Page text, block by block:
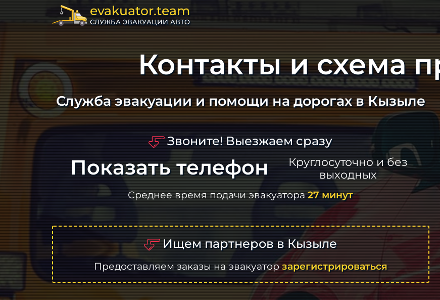
evakuator.team
СЛУЖБА ЭВАКУАЦИИ АВТО
Контакты и схема
Служба эвакуации и помощи на дорогах в Кызыле
Звоните! Выезжаем сразу
Показать телефон
Круглосуточно и без
выходных
Среднее время подачи эвакуатора27 минут
Ищем партнеров в Кызыле
Предоставляем заказы на эвакуаторзарегистрироваться